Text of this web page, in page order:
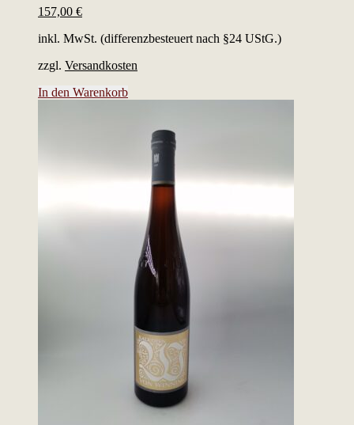
157,00 €
inkl. MwSt. (differenzbesteuert nach §24 UStG.)
zzgl. Versandkosten
In den Warenkorb